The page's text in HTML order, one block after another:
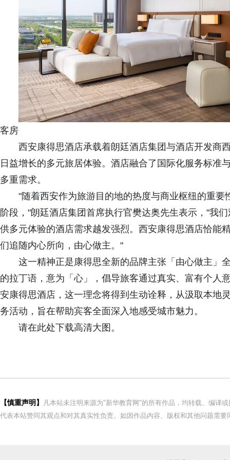
客房
西安康得思酒店承载着朗廷酒店集团与酒店开发商
日益增长的多元旅居体验。酒店融合了国际化服务标准
多重需求。
"随着西安作为旅游目的地的热度与商业枢纽的重
阶段，"朗廷酒店集团首席执行官樊达奥先生表示，"我
供多元体验的酒店需求越发强烈。西安康得思酒店恰能
们追随内心所向，由心做主。"
这一精神正是康得思全新的品牌主张「由心做主」
的拉丁语，意为「心」，倡导旅客通过真实、富有个人
安康得思酒店，这一理念将得到生动诠释，从汲取本地
务活动，旨在帮助宾客全面深入地感受城市魅力。
请在此处下载高清大图。
【慎重声明】
凡本站未注明来源为"新华教育网"的所有作品，均转载、编译
代表本站赞同其观点和对其真实性负责。如因作品内容、版权和其他问题需